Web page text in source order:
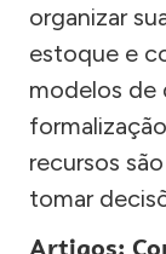
organizar
estoque e
modelos de
recursos
tomar